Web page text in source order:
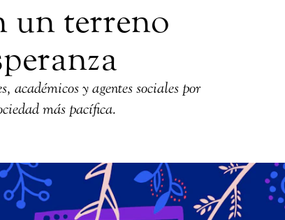
un terreno
académicos y agentes sociales por
más pacífica.